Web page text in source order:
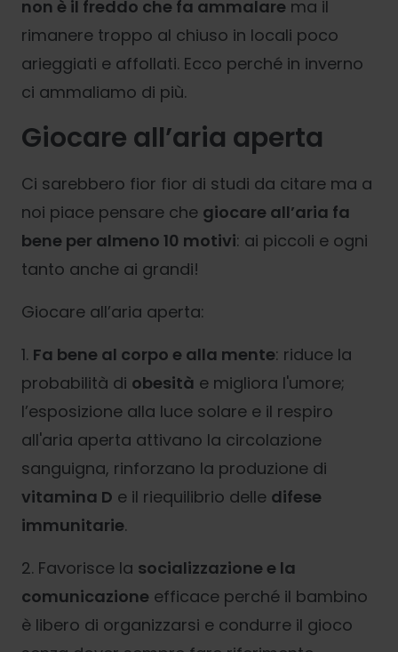
non è il freddo che fa ammalare ma il
rimanere troppo al chiuso in locali poco
arieggiati e affollati. Ecco perché in inverno
ci ammaliamo di più.
Giocare all’aria aperta
Ci sarebbero fior fior di studi da citare ma a
noi piace pensare che giocare all’aria fa
bene per almeno 10 motivi: ai piccoli e ogni
tanto anche ai grandi!
Giocare all’aria aperta:
1. Fa bene al corpo e alla mente: riduce la
probabilità di obesità e migliora l'umore;
l’esposizione alla luce solare e il respiro
all'aria aperta attivano la circolazione
sanguigna, rinforzano la produzione di
vitamina D e il riequilibrio delle difese
immunitarie.
2. Favorisce la socializzazione e la
comunicazione efficace perché il bambino
è libero di organizzarsi e condurre il gioco